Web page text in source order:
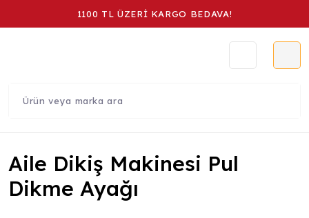
1100 TL ÜZERİ KARGO BEDAVA!
Aile Dikiş Makinesi Pul
Dikme Ayağı